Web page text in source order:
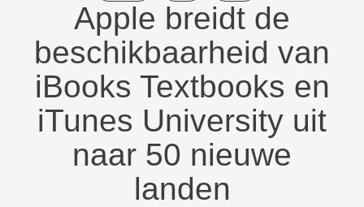
Apple breidt de
beschikbaarheid van
iBooks Textbooks en
iTunes University uit
naar 50 nieuwe
landen